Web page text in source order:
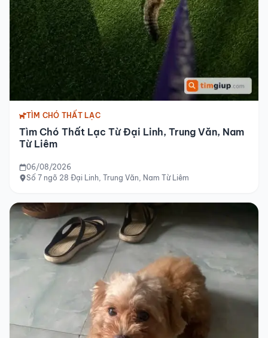
TÌM CHÓ THẤT LẠC
Tìm Chó Thất Lạc Từ Đại Linh, Trung Văn, Nam
Từ Liêm
06/08/2026
Số 7 ngõ 28 Đại Linh, Trung Văn, Nam Từ Liêm